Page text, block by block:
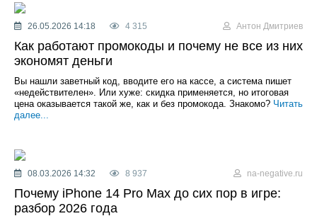
26.05.2026 14:18 4 315 Антон Дмитриев
Как работают промокоды и почему не все из них
экономят деньги
Вы нашли заветный код, вводите его на кассе, а система пишет
«недействителен». Или хуже: скидка применяется, но итоговая
цена оказывается такой же, как и без промокода. Знакомо? Читать
далее...
08.03.2026 14:32 8 937 na-negative.ru
Почему iPhone 14 Pro Max до сих пор в игре:
разбор 2026 года